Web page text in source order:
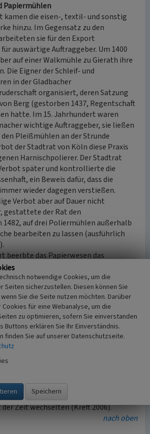
Papiermühlen
kamen die eisen-, textil- und sonstig
hinzu. Im Gegensatz zu den
sie für den Export
auswärtige Auftraggeber. Um 1400
auf einer Walkmühle zu Gierath ihre
Die Eigner der Schleif- und
in der Gladbacher
organisiert, deren Satzung
Berg (gestorben 1437, Regentschaft
hatte. Im 15. Jahrhundert waren
wichtige Auftraggeber, sie ließen
Pleißmühlen an der Strunde
der Stadtrat von Köln diese Praxis
Harnischpolierer. Der Stadtrat
später und kontrollierte die
ein Beweis dafür, dass die
wieder dagegen verstießen.
Verbot aber auf Dauer nicht
gestattete der Rat den
1482, auf drei Poliermühlen außerhalb
bearbeiten zu lassen (ausführlich
beerbte das Papierwesen das
erwarb Philipp von Fürth aus Köln
in Gladbach und baute sie zu einer
1586 und 1589 kaufte er zwei
erhielt der Kölner Unternehmer
für eine Papiermühle. Es
später so genannte Gohrsmühle, die
der Papierfabrik Zanders wurde.
waren die
die alte Papierherstellung
gab es an der Strunde Öl-, Loh- und
den Militärbedarf die Pulvermühlen.
auszugehen, dass die Nutzungen
Zeit wechselten (Kreft 2006).
nach oben
notwendige Cookies, um die
Seiten sicherzustellen. Diesen können Sie
Sie die Seite nutzen möchten. Darüber
für eine Webanalyse, um die
zu optimieren, sofern Sie einverstanden
Buttons erklären Sie Ihr Einverständnis.
finden Sie auf unserer Datenschutzseite.